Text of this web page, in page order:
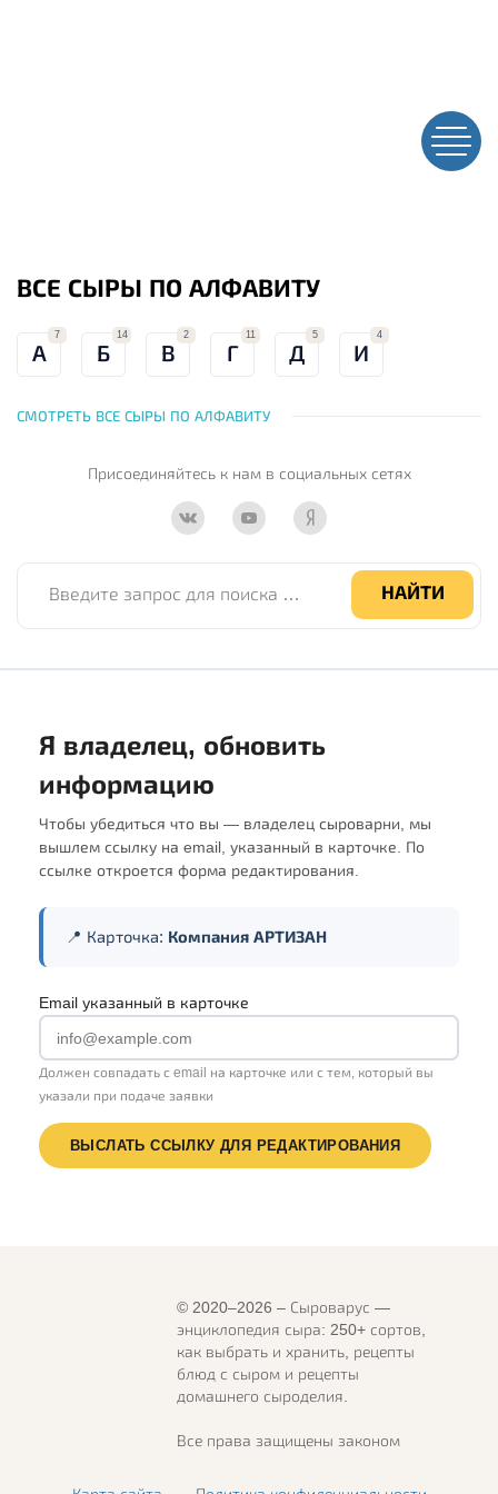
ВСЕ СЫРЫ ПО АЛФАВИТУ
А
7
Б
14
В
2
Г
11
Д
5
И
4
СМОТРЕТЬ ВСЕ СЫРЫ ПО АЛФАВИТУ
Присоединяйтесь к намв социальных сетях
НАЙТИ
Я владелец, обновить
информацию
Чтобы убедиться что вы — владелец сыроварни, мы
вышлем ссылку на email, указанный в карточке. По
ссылке откроется форма редактирования.
📍 Карточка: Компания АРТИЗАН
Email указанный в карточке
Должен совпадать с email на карточке или с тем, который вы
указали при подаче заявки
ВЫСЛАТЬ ССЫЛКУ ДЛЯ РЕДАКТИРОВАНИЯ
© 2020–2026 – Сыроварус —
энциклопедия сыра: 250+ сортов,
как выбрать и хранить, рецепты
блюд с сыром и рецепты
домашнего сыроделия.
Все права защищены законом